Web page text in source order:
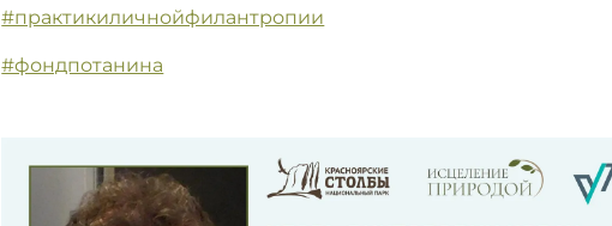
#практикиличнойфилантропии
#фондпотанина